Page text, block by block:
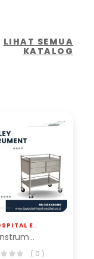
LIHAT SEMUA
KATALOG
JS HOSPITAL EQP
Troli Instrument
( 0 )